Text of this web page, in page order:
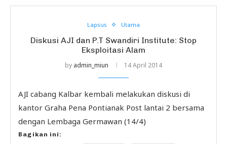
Lapsus Utama
Diskusi AJI dan P.T Swandiri Institute: Stop
Eksploitasi Alam
by admin_miun 14 April 2014
AJI cabang Kalbar kembali melakukan diskusi di
kantor Graha Pena Pontianak Post lantai 2 bersama
dengan Lembaga Germawan (14/4)
Bagikan ini: